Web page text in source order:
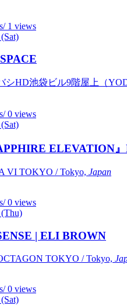
1 views
シHD池袋ビル9階屋上（
0 views
ELEVATION
VI TOKYO / Tokyo, Japan
0 views
| ELI BROWN
TOKYO / Tokyo,
0 views